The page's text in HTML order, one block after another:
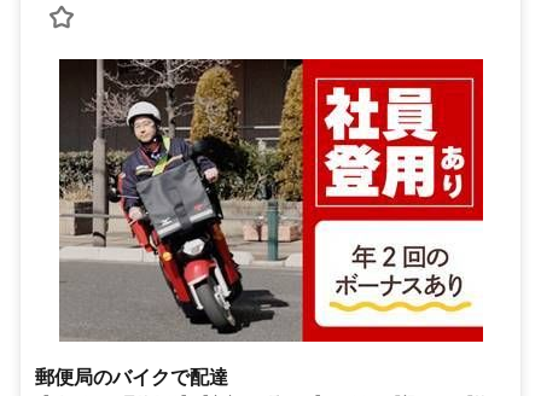
郵便局のバイクで配達